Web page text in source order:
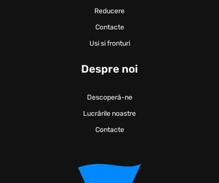
Reducere
Contacte
Usi si fronturi
Despre noi
Descoperă-ne
Lucrările noastre
Contacte